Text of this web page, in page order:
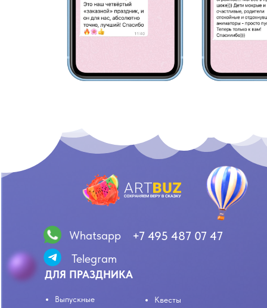
+7 495 487 07 47
ДЛЯ ПРАЗДНИКА
Квесты
Whatsapp
Telegram
Выпускные